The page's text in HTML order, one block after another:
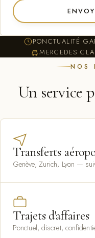
PONCTUALITÉ
MERCEDES
NOS
Un service
Transferts
Genève, Zurich, Lyon —
Trajets d'affaires
Ponctuel, discret,